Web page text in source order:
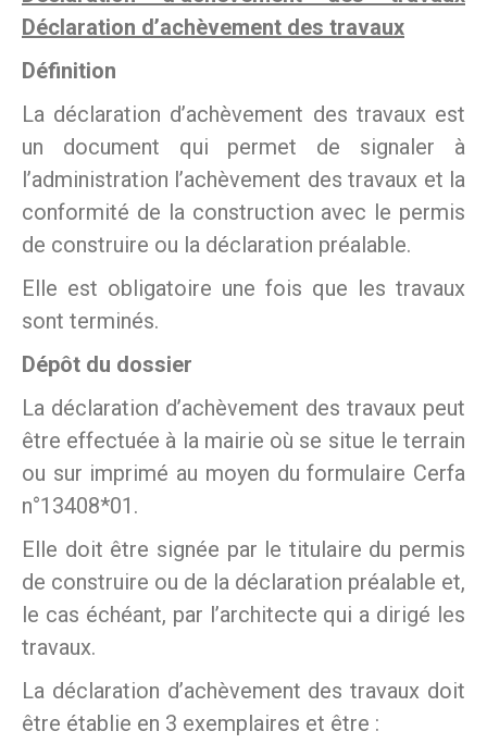
Déclaration d’achèvement des travaux
Définition
La déclaration d’achèvement des travaux est
un document qui permet de signaler à
l’administration l’achèvement des travaux et la
conformité de la construction avec le permis
de construire ou la déclaration préalable.
Elle est obligatoire une fois que les travaux
sont terminés.
Dépôt du dossier
La déclaration d’achèvement des travaux peut
être effectuée à la mairie où se situe le terrain
ou sur imprimé au moyen du formulaire Cerfa
n°13408*01.
Elle doit être signée par le titulaire du permis
de construire ou de la déclaration préalable et,
le cas échéant, par l’architecte qui a dirigé les
travaux.
La déclaration d’achèvement des travaux doit
être établie en 3 exemplaires et être :